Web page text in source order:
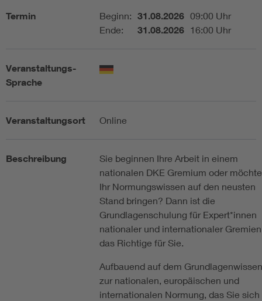
Functional safety
Termin Beginn: 31.08.2026 09:00 Uhr
Ende:
31.08.2026 16:00 Uhr
Veranstaltungs-
Sprache
Veranstaltungsort Online
Beschreibung
Sie beginnen Ihre Arbeit in einem
nationalen DKE Gremium oder
Ihr Normungswissen auf den neusten
Stand bringen? Dann ist die
Grundlagenschulung für Expert*innen
nationaler und internationaler Gremien
das Richtige für Sie.
Aufbauend auf dem Grundlagenwissen
zur nationalen, europäischen und
internationalen Normung, das Sie sich